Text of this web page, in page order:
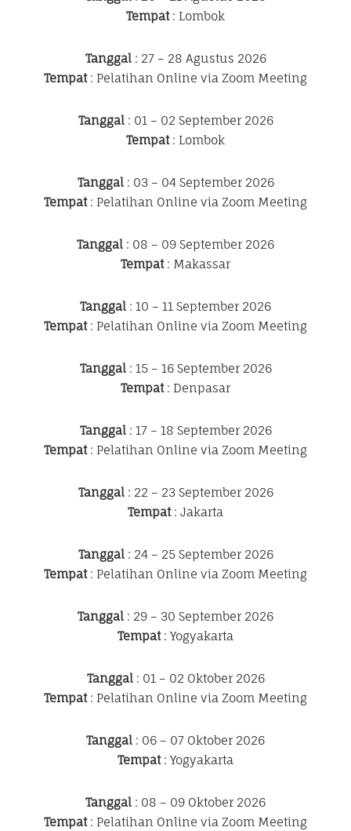
Tempat: Lombok
Tanggal: 27 – 28 Agustus 2026
Tempat: Pelatihan Online via Zoom Meeting
Tanggal: 01 – 02 September 2026
Tempat: Lombok
Tanggal: 03 – 04 September 2026
Tempat: Pelatihan Online via Zoom Meeting
Tanggal : 08 – 09 September 2026
Tempat: Makassar
Tanggal : 10 – 11 September 2026
Tempat: Pelatihan Online via Zoom Meeting
Tanggal: 15 – 16 September 2026
Tempat: Denpasar
Tanggal: 17 – 18 September 2026
Tempat: Pelatihan Online via Zoom Meeting
Tanggal: 22 – 23 September 2026
Tempat: Jakarta
Tanggal: 24 – 25 September 2026
Tempat: Pelatihan Online via Zoom Meeting
Tanggal : 29 – 30 September 2026
Tempat: Yogyakarta
Tanggal: 01 – 02 Oktober 2026
Tempat: Pelatihan Online via Zoom Meeting
Tanggal : 06 – 07 Oktober 2026
Tempat: Yogyakarta
Tanggal : 08 – 09 Oktober 2026
Tempat: Pelatihan Online via Zoom Meeting